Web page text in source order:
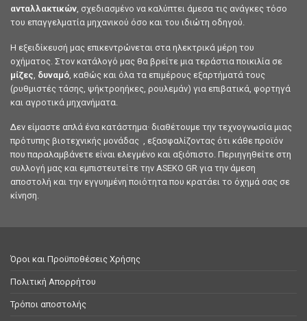
ανταλλακτικών, σχεδιασμένο να καλύπτει άμεσα τις ανάγκες τόσο
του επαγγελματία μηχανικού όσο και του ιδιώτη οδηγού.
Η εξειδίκευσή μας επικεντρώνεται στα ηλεκτρικά μέρη του
οχήματος. Στον κατάλογό μας θα βρείτε μια τεράστια ποικιλία σε
μίζες δυναμό , καθώς και όλα τα επιμέρους εξαρτήματά τους
(ρυθμιστές τάσης, ψήκτροηήκες, ρουλεμάν) για επιβατικά, φορτηγά
και αγροτικά μηχανήματα.
Δεν είμαστε απλά ένα κατάστημα· διαθέτουμε την τεχνογνωσία μιας
πρότυπης βιοτεχνικής μονάδας , εξασφαλίζοντας ότι κάθε προϊόν
που παραλαμβάνετε είναι ελεγμένο και αξιόπιστο. Περιηγηθείτε στη
συλλογή μας και εμπιστευτείτε την ASEKO GR για την άμεση
αποστολή και την εγγυημένη ποιότητα που κρατάει το όχημά σας σε
κίνηση.
Όροι και Προϋποθέσεις Χρήσης
Πολιτική Απορρήτου
Τρόποι αποστολής